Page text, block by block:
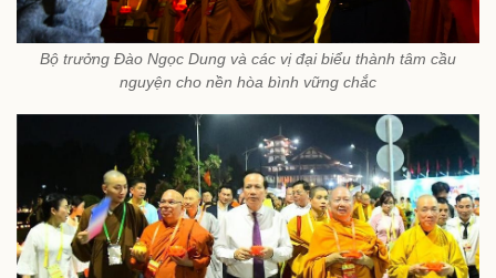
Bộ trưởng Đào Ngọc Dung và các vị đại biểu thành tâm cầu
nguyện cho nền hòa bình vững chắc